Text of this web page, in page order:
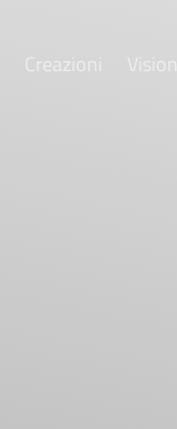
Creazioni Visioni